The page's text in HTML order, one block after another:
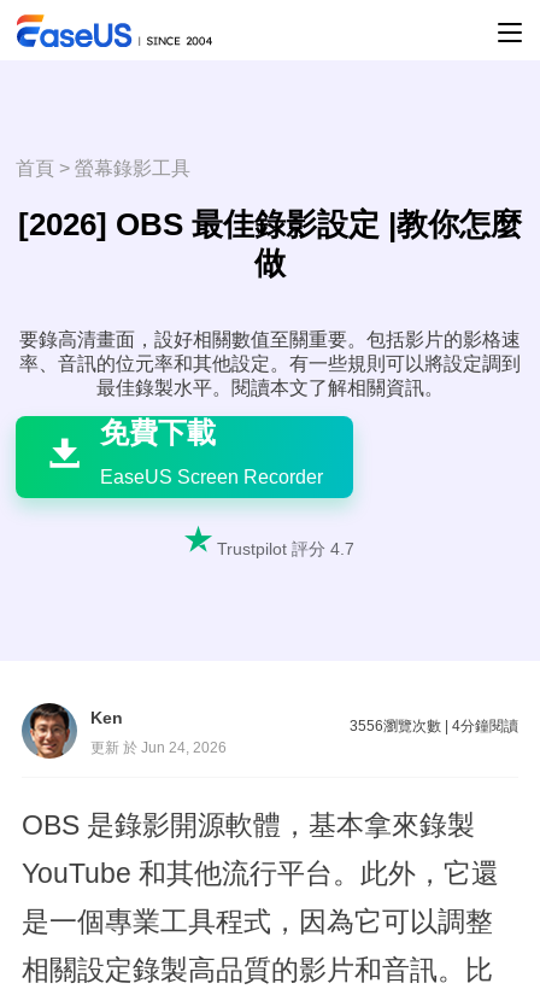
首頁 >螢幕錄影工具
[2026] OBS 最佳錄影設定 |教你怎麼
做
要錄高清畫面，設好相關數值至關重要。包括影片的影格速
率、音訊的位元率和其他設定。有一些規則可以將設定調到
最佳錄製水平。閱讀本文了解相關資訊。


免費下載
EaseUS Screen Recorder
 Trustpilot 評分 4.7
Ken
更新 於 Jun 24, 2026
3556瀏覽次數 |4分鐘閱讀
OBS 是錄影開源軟體，基本拿來錄製
YouTube 和其他流行平台。此外，它還
是一個專業工具程式，因為它可以調整
相關設定錄製高品質的影片和音訊。比